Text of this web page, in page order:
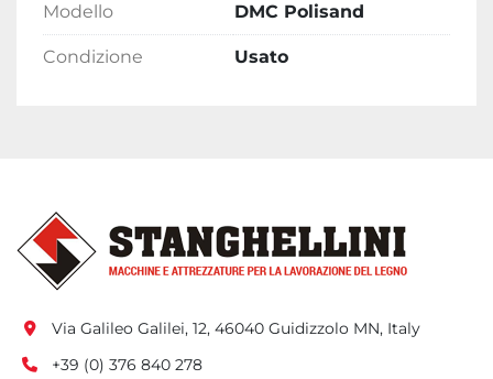
Modello DMC Polisand
Condizione Usato
Via Galileo Galilei, 12, 46040 Guidizzolo MN, Italy
+39 (0) 376 840 278